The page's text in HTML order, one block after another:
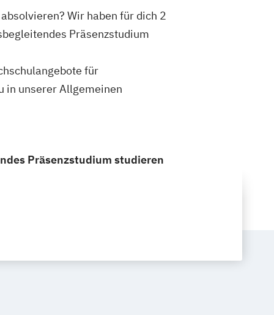
Wir haben für dich 2
Präsenzstudium
für
in unserer Allgemeinen
Präsenzstudium studieren